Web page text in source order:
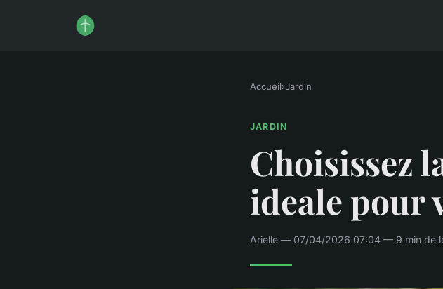
Accueil›Jardin
JARDIN
Choisissez
ideale pour
Arielle — 07/04/2026 07:04 — 9 min de